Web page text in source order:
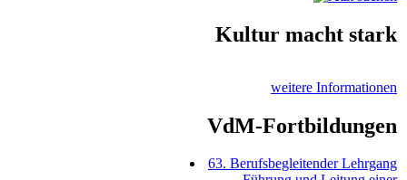
Kultur macht stark
weitere Informationen
VdM-Fortbildungen
63. Berufsbegleitender Lehrgang